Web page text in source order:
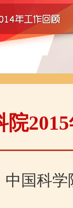
院
科学